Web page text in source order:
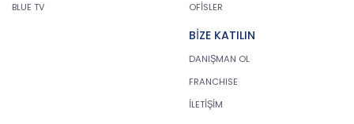
BLUE TV
OFİSLER
BİZE KATILIN
DANIŞMAN OL
FRANCHISE
İLETİŞİM